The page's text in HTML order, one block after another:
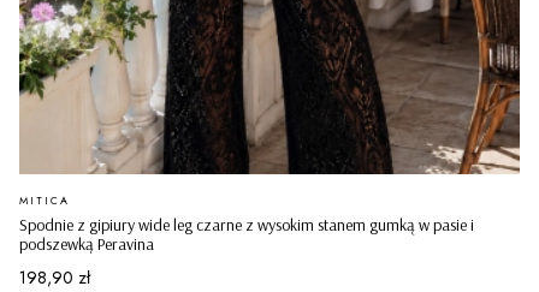
Spodnie z gipiury wide leg czarne z wysokim stanem gumką w pasie i
podszewką Peravina
PRODUCENT
MITICA
Cena
198,90 zł